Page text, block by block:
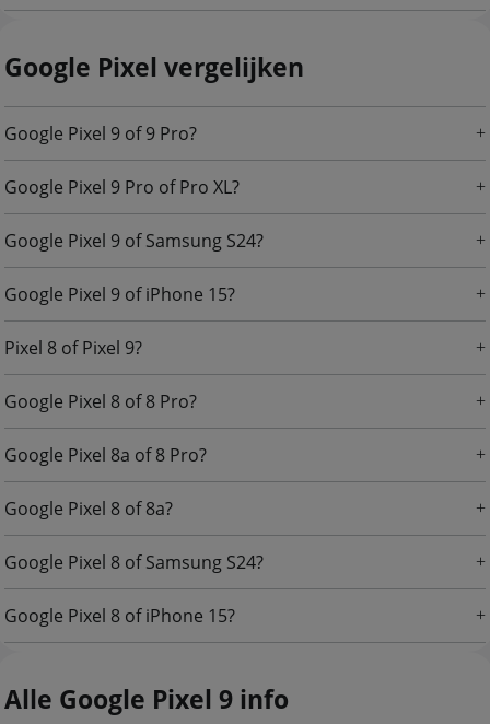
Google Pixel vergelijken
Google Pixel 9 of 9 Pro?
Google Pixel 9 Pro of Pro XL?
Google Pixel 9 of Samsung S24?
Google Pixel 9 of iPhone 15?
Pixel 8 of Pixel 9?
Google Pixel 8 of 8 Pro?
Google Pixel 8a of 8 Pro?
Google Pixel 8 of 8a?
Google Pixel 8 of Samsung S24?
Google Pixel 8 of iPhone 15?
Alle Google Pixel 9 info